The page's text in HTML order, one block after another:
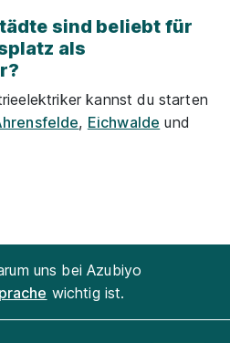
sind beliebt für
als
kannst du starten
, Eichwalde und
uns bei Azubiyo
wichtig ist.